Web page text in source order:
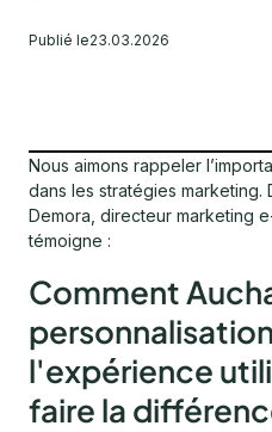
Publié le23.03.2026
Nous aimons rappeler
dans les stratégies marketing.
Demora, directeur marketing
témoigne :
Comment
l'expérience
faire la